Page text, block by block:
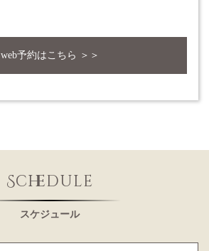
web予約はこちら ＞＞
Schedule
スケジュール